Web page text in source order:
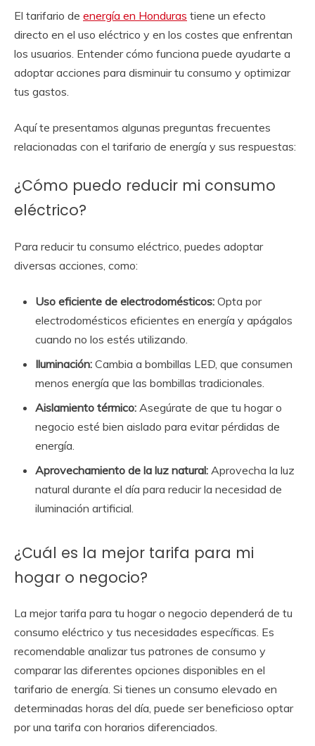
El tarifario de energía en Honduras tiene un efecto
directo en el uso eléctrico y en los costes que enfrentan
los usuarios. Entender cómo funciona puede ayudarte a
adoptar acciones para disminuir tu consumo y optimizar
tus gastos.
Aquí te presentamos algunas preguntas frecuentes
relacionadas con el tarifario de energía y sus respuestas:
¿Cómo puedo reducir mi consumo
eléctrico?
Para reducir tu consumo eléctrico, puedes adoptar
diversas acciones, como:
Uso eficiente de electrodomésticos: Opta por
electrodomésticos eficientes en energía y apágalos
cuando no los estés utilizando.
Iluminación: Cambia a bombillas LED, que consumen
menos energía que las bombillas tradicionales.
Aislamiento térmico: Asegúrate de que tu hogar o
negocio esté bien aislado para evitar pérdidas de
energía.
Aprovechamiento de la luz natural: Aprovecha la luz
natural durante el día para reducir la necesidad de
iluminación artificial.
¿Cuál es la mejor tarifa para mi
hogar o negocio?
La mejor tarifa para tu hogar o negocio dependerá de tu
consumo eléctrico y tus necesidades específicas. Es
recomendable analizar tus patrones de consumo y
comparar las diferentes opciones disponibles en el
tarifario de energía. Si tienes un consumo elevado en
determinadas horas del día, puede ser beneficioso optar
por una tarifa con horarios diferenciados.